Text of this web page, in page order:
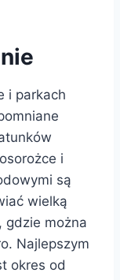
i parkach
i
są
wielką
gdzie można
Najlepszym
okres od